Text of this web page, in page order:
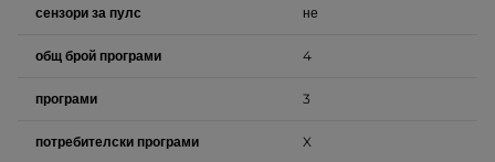
сензори за пулс не
общ брой програми 4
програми 3
потребителски програми X